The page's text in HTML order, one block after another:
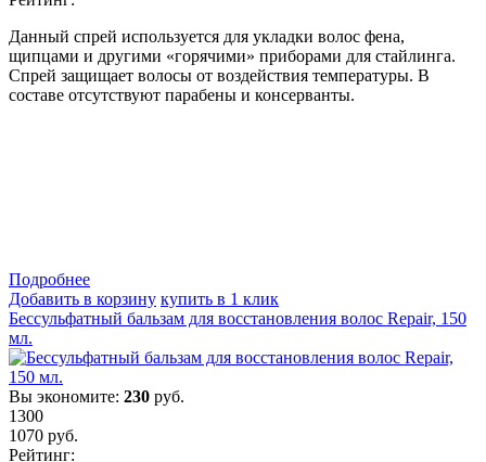
Данный спрей используется для укладки волос фена,
щипцами и другими «горячими» приборами для стайлинга.
Спрей защищает волосы от воздействия температуры. В
составе отсутствуют парабены и консерванты.
Подробнеe
Добавить в корзину купить в 1 клик
Бессульфатный бальзам для восстановления волос Repair, 150
мл.
Вы экономите: 230 руб.
1300
1070 руб.
Рейтинг: